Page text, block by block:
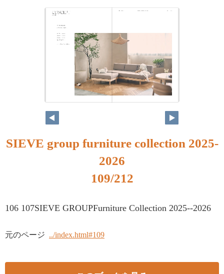
SIEVE group furniture collection 2025-
2026
109/212
106 107SIEVE GROUPFurniture Collection 2025--2026
元のページ ../index.html#109